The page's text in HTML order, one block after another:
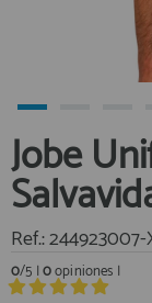
Equipo
Fondeo y
Fundas,
Libros
Motores
Navegacion
Al crear una
compras
tus
Jobe
Ref.: 244923007-
0/5 |0opiniones |